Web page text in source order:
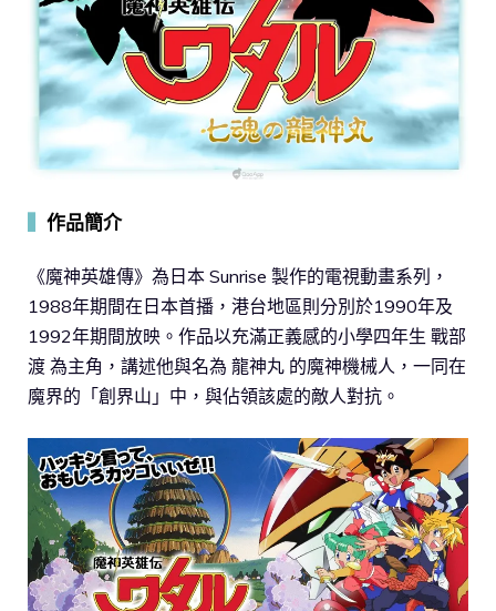
作品簡介
《魔神英雄傳》為日本 Sunrise 製作的電視動畫系列，
1988年期間在日本首播，港台地區則分別於1990年及
1992年期間放映。作品以充滿正義感的小學四年生 戰部
渡 為主角，講述他與名為 龍神丸 的魔神機械人，一同在
魔界的「創界山」中，與佔領該處的敵人對抗。